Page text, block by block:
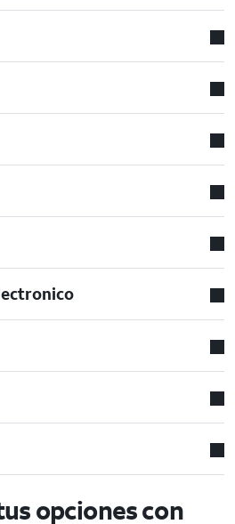
opciones con